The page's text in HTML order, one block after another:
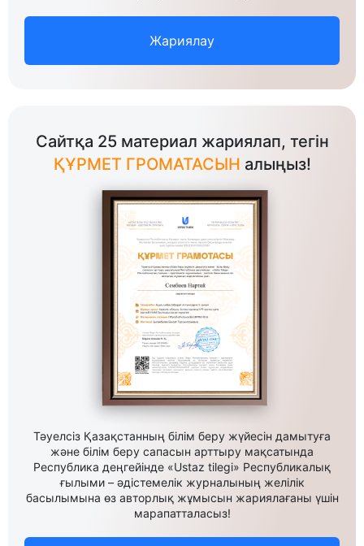
Жариялау
Сайтқа 25 материал жариялап, тегін
ҚҰРМЕТ ГРОМАТАСЫН алыңыз!
Тәуелсіз Қазақстанның білім беру жүйесін дамытуға
және білім беру сапасын арттыру мақсатында
Республика деңгейінде «Ustaz tilegi» Республикалық
ғылыми – әдістемелік журналының желілік
басылымына өз авторлық жұмысын жариялағаны үшін
марапатталасыз!